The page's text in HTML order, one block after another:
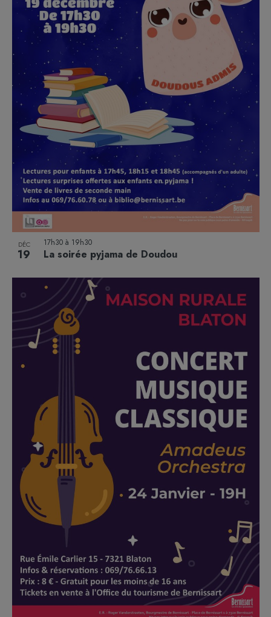
DÉC
19 La soirée pyjama de Doudou
17h30 à 19h30